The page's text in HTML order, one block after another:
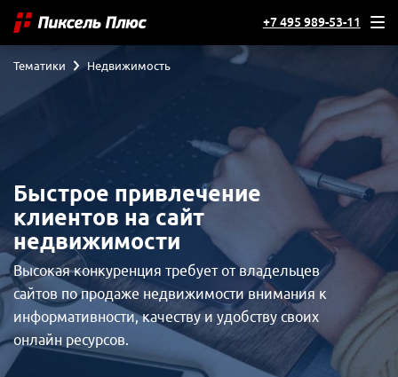
+7 495 989-53-11
Быстрое привлечение
клиентов на сайт
недвижимости
Высокая конкуренция требует от владельцев
сайтов по продаже недвижимости внимания к
информативности, качеству и удобству своих
онлайн ресурсов.
Тематики Недвижимость